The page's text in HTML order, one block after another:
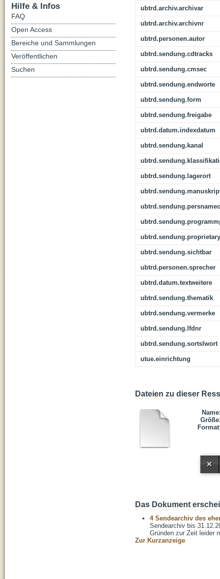
ubtrd.archiv.archivar
ubtrd.archiv.archivnr
ubtrd.personen.autor
ubtrd.sendung.cdtracks
ubtrd.sendung.cmsec
ubtrd.sendung.endworte
ubtrd.sendung.form
ubtrd.sendung.freigabe
ubtrd.datum.indexdatum
ubtrd.sendung.kanal
ubtrd.sendung.lagerort
ubtrd.sendung.proprietary
ubtrd.sendung.sichtbar
ubtrd.personen.sprecher
ubtrd.datum.textweitere
ubtrd.sendung.thematik
ubtrd.sendung.vermerke
ubtrd.sendung.lfdnr
ubtrd.sendung.sortslwort
utue.einrichtung
Dateien zu dieser
Das Dokument
4 Sendearchiv des
Sendearchiv bis
Gründen zur Zeit leider
Zur Kurzanzeige
Hilfe & Infos
FAQ
Open Access
Bereiche und Sammlungen
Veröffentlichen
Suchen